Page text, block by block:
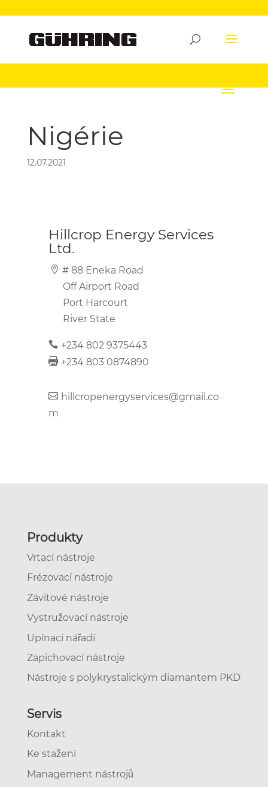
Nigérie
12.07.2021
Hillcrop Energy Services
Ltd.
# 88 Eneka Road
Off Airport Road
Port Harcourt
River State
+234 802 9375443
+234 803 0874890
hillcropenergyservices@gmail.co
m
Produkty
Vrtací nástroje
Frézovací nástroje
Závitové nástroje
Vystružovací nástroje
Upínací nářadí
Zapichovací nástroje
Nástroje s polykrystalickým diamantem PKD
Servis
Kontakt
Ke stažení
Management nástrojů